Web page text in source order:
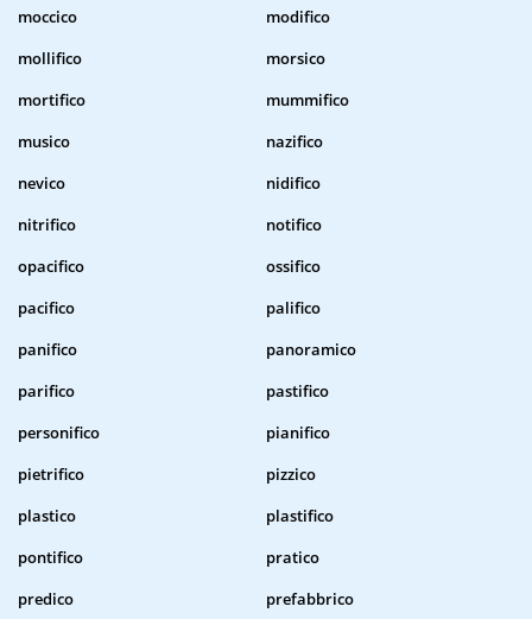
moccico
modifico
mollifico
morsico
mortifico
mummifico
musico
nazifico
nevico
nidifico
nitrifico
notifico
opacifico
ossifico
pacifico
palifico
panifico
panoramico
parifico
pastifico
personifico
pianifico
pietrifico
pizzico
plastico
plastifico
pontifico
pratico
predico
prefabbrico